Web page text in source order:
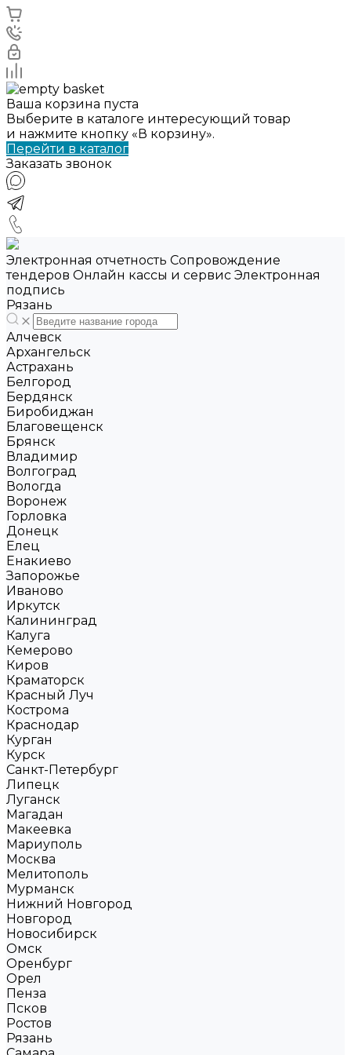
Ваша корзина пуста
Выберите в каталоге интересующий товар
и нажмите кнопку «В корзину».
Перейти в каталог
Заказать звонок
Электронная отчетность Сопровождение
тендеров Онлайн кассы и сервис Электронная
подпись
Рязань
Алчевск
Архангельск
Астрахань
Белгород
Бердянск
Биробиджан
Благовещенск
Брянск
Владимир
Волгоград
Вологда
Воронеж
Горловка
Донецк
Елец
Енакиево
Запорожье
Иваново
Иркутск
Калининград
Калуга
Кемерово
Киров
Краматорск
Красный Луч
Кострома
Краснодар
Курган
Курск
Санкт-Петербург
Липецк
Луганск
Магадан
Макеевка
Мариуполь
Москва
Мелитополь
Мурманск
Нижний Новгород
Новгород
Новосибирск
Омск
Оренбург
Орел
Пенза
Псков
Ростов
Рязань